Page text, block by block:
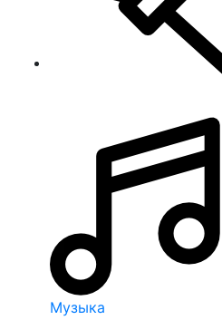
Музыка